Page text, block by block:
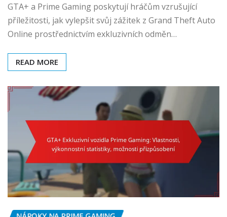
GTA+ a Prime Gaming poskytují hráčům vzrušující
příležitosti, jak vylepšit svůj zážitek z Grand Theft Auto
Online prostřednictvím exkluzivních odměn…
READ MORE